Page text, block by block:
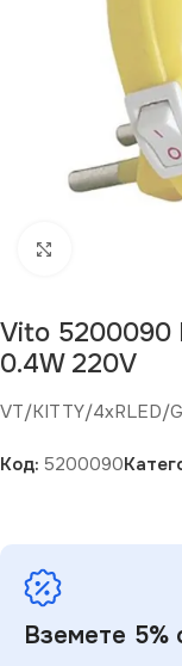
Изчерпан
Щракнете
Vito 5200090
0.4W 220V
VT/KITTY/4xRLED/
Код: 5200090
Вземете 5%